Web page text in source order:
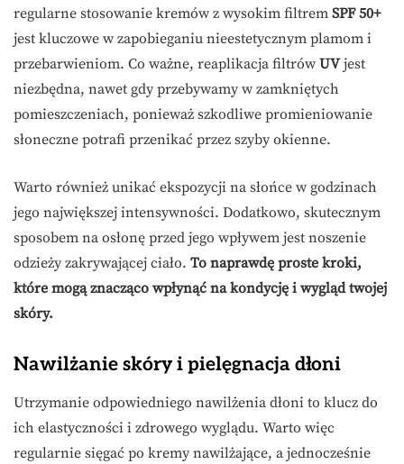
regularne stosowanie kremów z wysokim filtrem SPF 50+
jest kluczowe w zapobieganiu nieestetycznym plamom i
przebarwieniom. Co ważne, reaplikacja filtrów UVjest
niezbędna, nawet gdy przebywamy w zamkniętych
pomieszczeniach, ponieważ szkodliwe promieniowanie
słoneczne potrafi przenikać przez szyby okienne.
Warto również unikać ekspozycji na słońce w godzinach
jego największej intensywności. Dodatkowo, skutecznym
sposobem na osłonę przed jego wpływem jest noszenie
odzieży zakrywającej ciało. To naprawdę proste kroki,
które mogą znacząco wpłynąć na kondycję i wygląd twojej
skóry.
Nawilżanie skóry i pielęgnacja dłoni
Utrzymanie odpowiedniego nawilżenia dłoni to klucz do
ich elastyczności i zdrowego wyglądu. Warto więc
regularnie sięgać po kremy nawilżające, a jednocześnie